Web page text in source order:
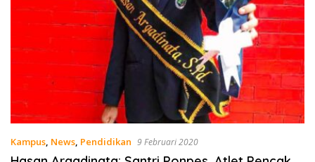
Kampus, News, Pendidikan 9 Februari 2020